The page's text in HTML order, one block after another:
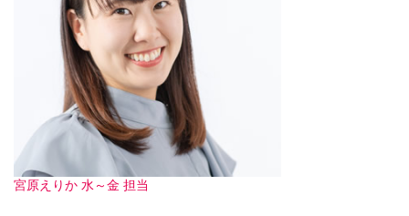
宮原えりか 水～金 担当